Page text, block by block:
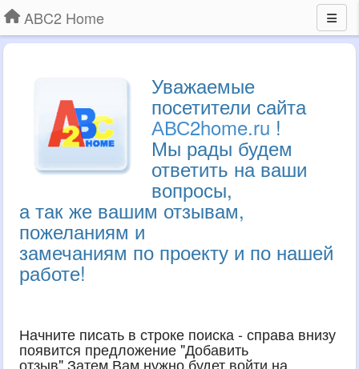
ABC2 Home
Уважаемые
посетители сайта
АВС2home.ru !
Мы рады будем
ответить на ваши
вопросы,
а так же вашим отзывам,
пожеланиям и
замечаниям по проекту и по нашей
работе!
Начните писать в строке поиска - справа внизу
появится предложение "Добавить
отзыв".Затем Вам нужно будет войти на